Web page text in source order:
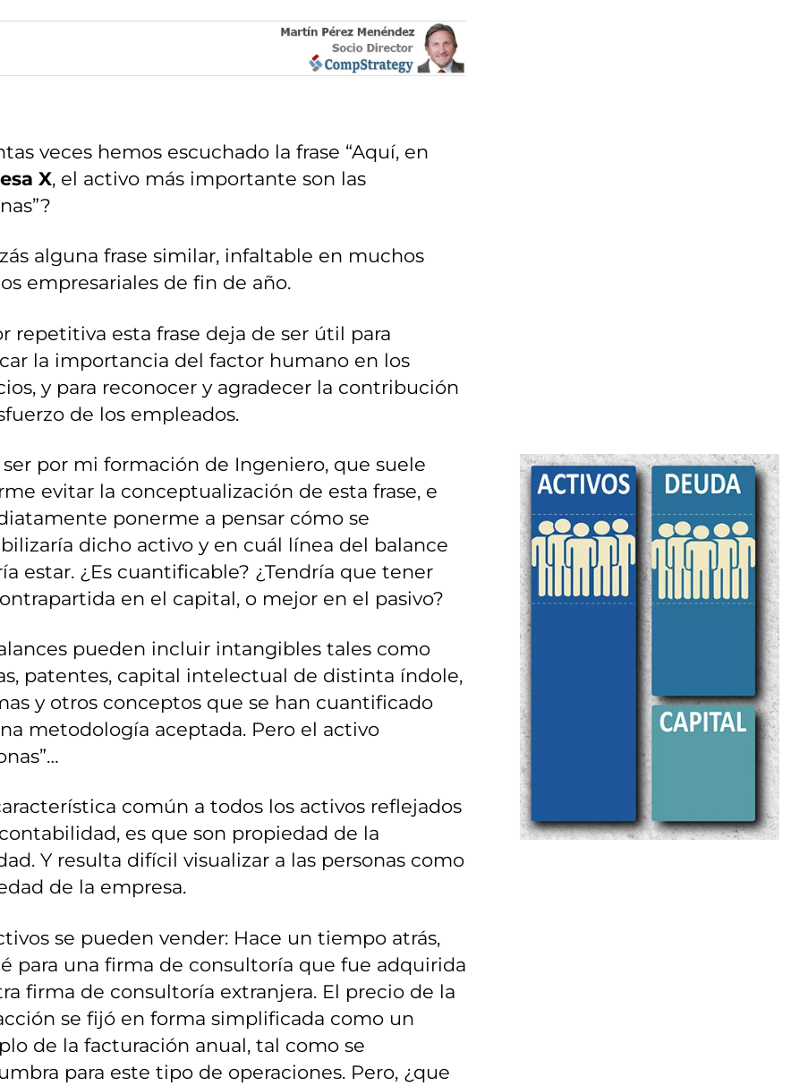
veces hemos escuchado la frase “Aquí, en
X, el activo más importante son las
alguna frase similar, infaltable en muchos
empresariales de fin de año.
repetitiva esta frase deja de ser útil para
la importancia del factor humano en los
y para reconocer y agradecer la contribución
de los empleados.
ser por mi formación de Ingeniero, que suele
evitar la conceptualización de esta frase, e
ponerme a pensar cómo se
dicho activo y en cuál línea del balance
estar. ¿Es cuantificable? ¿Tendría que tener
en el capital, o mejor en el pasivo?
pueden incluir intangibles tales como
patentes, capital intelectual de distinta índole,
y otros conceptos que se han cuantificado
metodología aceptada. Pero el activo
común a todos los activos reflejados
es que son propiedad de la
Y resulta difícil visualizar a las personas como
de la empresa.
se pueden vender: Hace un tiempo atrás,
para una firma de consultoría que fue adquirida
firma de consultoría extranjera. El precio de la
se fijó en forma simplificada como un
de la facturación anual, tal como se
para este tipo de operaciones. Pero, ¿que